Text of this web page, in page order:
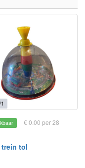
€ 0.00 per 28
trein tol